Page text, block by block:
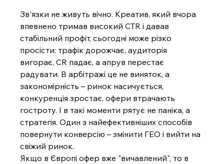
Зв'язки не живуть вічно. Креатив, який вчора
впевнено тримав високий CTR і давав
стабільний профіт, сьогодні може різко
просісти: трафік дорожчає, аудиторія
вигорає, CR падає, а апрув перестає
радувати. В арбітражі це не виняток, а
закономірність – ринок насичується,
конкуренція зростає, офери втрачають
гостроту. І в такі моменти рятує не паніка, а
стратегія. Один з найефективніших способів
повернути конверсію – змінити ГЕО і вийти на
свіжий ринок.
Якщо в Європі офер вже "вичавлений", то в